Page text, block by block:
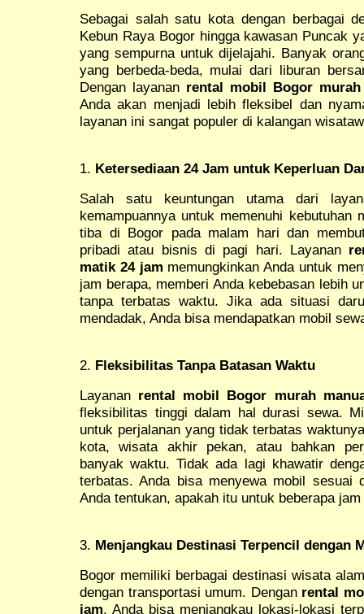
Sebagai salah satu kota dengan berbagai
Kebun Raya Bogor hingga kawasan Puncak
yang sempurna untuk dijelajahi. Banyak
yang berbeda-beda, mulai dari liburan
Dengan layanan rental mobil Bogor
Anda akan menjadi lebih fleksibel dan
layanan ini sangat populer di kalangan
1. Ketersediaan 24 Jam untuk Keperluan
Salah satu keuntungan utama dari
kemampuannya untuk memenuhi kebutuhan
tiba di Bogor pada malam hari dan
pribadi atau bisnis di pagi hari. Layanan
matik 24 jam memungkinkan Anda untuk
jam berapa, memberi Anda kebebasan lebih
tanpa terbatas waktu. Jika ada situasi
mendadak, Anda bisa mendapatkan mobil
2. Fleksibilitas Tanpa Batasan Waktu
Layanan rental mobil Bogor murah
fleksibilitas tinggi dalam hal durasi sewa.
untuk perjalanan yang tidak terbatas
kota, wisata akhir pekan, atau bahkan
banyak waktu. Tidak ada lagi khawatir
terbatas. Anda bisa menyewa mobil sesuai
Anda tentukan, apakah itu untuk beberapa
3. Menjangkau Destinasi Terpencil dengan
Bogor memiliki berbagai destinasi wisata
dengan transportasi umum. Dengan rental
jam, Anda bisa menjangkau lokasi-lokasi